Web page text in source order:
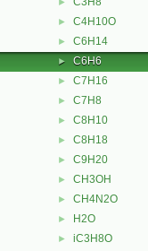
► C4H10O
► C6H14
► C6H6
► C7H16
► C7H8
► C8H10
► C8H18
► C9H20
► CH3OH
► CH4N2O
► H2O
► iC3H8O